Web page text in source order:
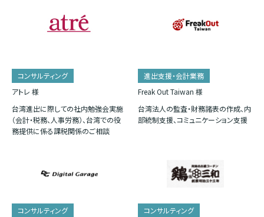
コンサルティング
アトレ 様
台湾進出に際しての社内勉強会実施
（会計・税務、人事労務）、台湾での役
務提供に係る課税関係のご相談
進出支援・会計業務
Freak Out Taiwan 様
台湾法人の監査・財務諸表の作成、内
部統制支援、コミュニケーション支援
コンサルティング コンサルティング